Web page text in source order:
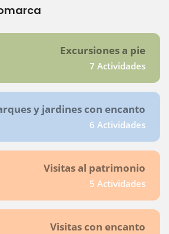
Excursiones a pie
7 Actividades
y jardines con encanto
6 Actividades
Visitas al patrimonio
5 Actividades
Visitas con encanto